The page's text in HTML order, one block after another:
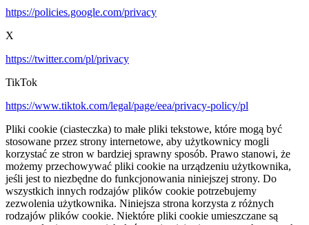
https://policies.google.com/privacy
X
https://twitter.com/pl/privacy
TikTok
https://www.tiktok.com/legal/page/eea/privacy-policy/pl
Pliki cookie (ciasteczka) to małe pliki tekstowe, które mogą być
stosowane przez strony internetowe, aby użytkownicy mogli
korzystać ze stron w bardziej sprawny sposób. Prawo stanowi, że
możemy przechowywać pliki cookie na urządzeniu użytkownika,
jeśli jest to niezbędne do funkcjonowania niniejszej strony. Do
wszystkich innych rodzajów plików cookie potrzebujemy
zezwolenia użytkownika. Niniejsza strona korzysta z różnych
rodzajów plików cookie. Niektóre pliki cookie umieszczane są